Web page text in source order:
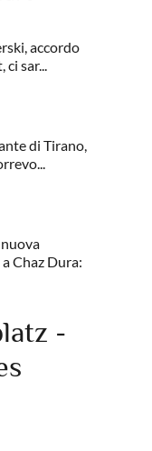
accordo
sar...
di Tirano,
Chaz Dura:
-